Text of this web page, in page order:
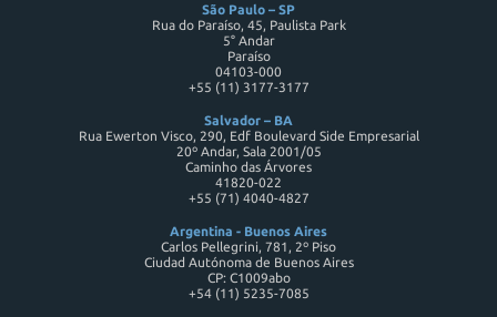
São Paulo – SP
Rua do Paraíso, 45, Paulista Park
5° Andar
Paraíso
04103-000
+55 (11) 3177-3177
Salvador – BA
Rua Ewerton Visco, 290, Edf Boulevard Side Empresarial
20º Andar, Sala 2001/05
Caminho das Árvores
41820-022
+55 (71) 4040-4827
Argentina - Buenos Aires
Carlos Pellegrini, 781, 2º Piso
Ciudad Autónoma de Buenos Aires
CP: C1009abo
+54 (11) 5235-7085